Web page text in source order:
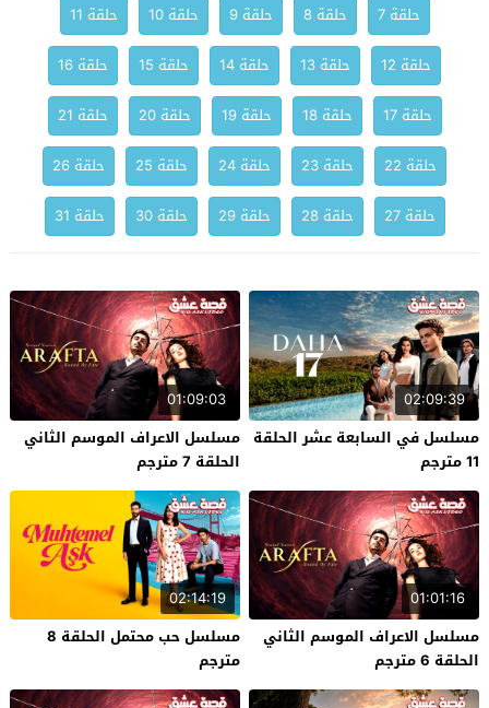
حلقة 7
حلقة 8 حلقة 9 حلقة 10
حلقة 11
حلقة 12
حلقة 13 حلقة 14 حلقة 15
حلقة 16
حلقة 17
حلقة 18 حلقة 19 حلقة 20
حلقة 21
حلقة 22
حلقة 23 حلقة 24 حلقة 25
حلقة 26
حلقة 27
حلقة 28 حلقة 29 حلقة 30 حلقة 31
02:09:39
مسلسل في السابعة عشر الحلقة
11 مترجم
01:09:03
مسلسل الاعراف الموسم الثاني
الحلقة 7 مترجم
01:01:16
مسلسل الاعراف الموسم الثاني
الحلقة 6 مترجم
02:14:19
مسلسل حب محتمل الحلقة 8
مترجم